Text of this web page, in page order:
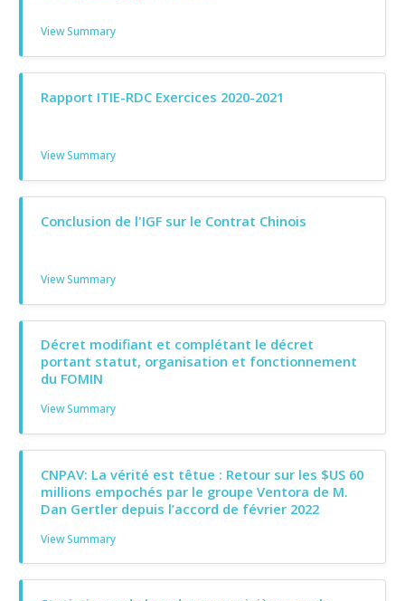
View Summary
Rapport ITIE-RDC Exercices 2020-2021
View Summary
Conclusion de l'IGF sur le Contrat Chinois
View Summary
Décret modifiant et complétant le décret
portant statut, organisation et fonctionnement
du FOMIN
View Summary
CNPAV: La vérité est têtue : Retour sur les $US 60
millions empochés par le groupe Ventora de M.
Dan Gertler depuis l’accord de février 2022
View Summary